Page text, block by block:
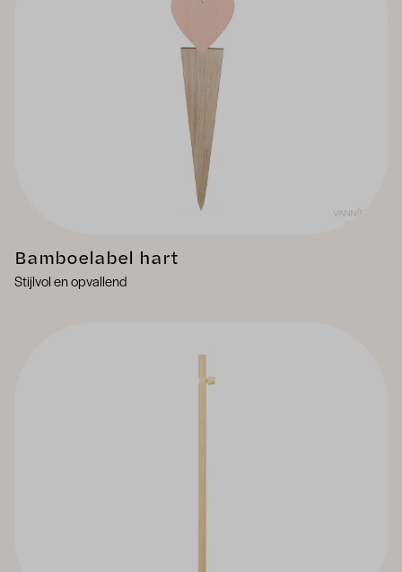
Bamboelabel hart
Stijlvol en opvallend